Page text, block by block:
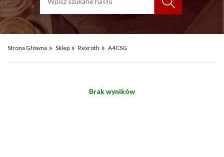
Strona Główna Sklep Rexroth A4CSG
Brak wyników